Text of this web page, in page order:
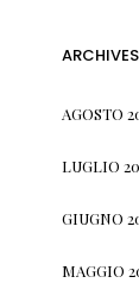
ARCHIVES
AGOSTO
LUGLIO
GIUGNO
MAGGIO